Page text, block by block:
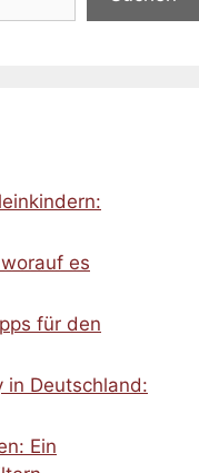
es
für den
in Deutschland:
Ein